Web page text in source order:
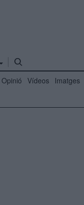
Opinió Vídeos Imatges